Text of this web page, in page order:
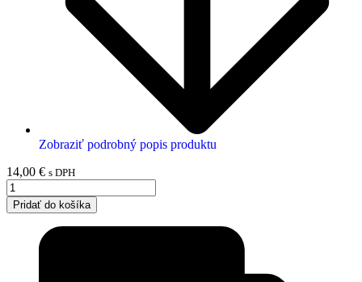
Zobraziť podrobný popis produktu
14,00 € s DPH
Pridať do košíka